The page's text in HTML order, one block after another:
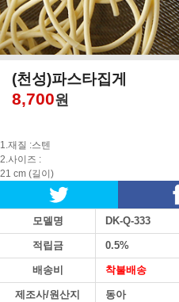
(천성)파스타집게
8,700원
1.재질 :스텐
2.사이즈 :
21 cm (길이)
모델명 DK-Q-333
적립금 0.5%
배송비 착불배송
제조사/원산지 동아